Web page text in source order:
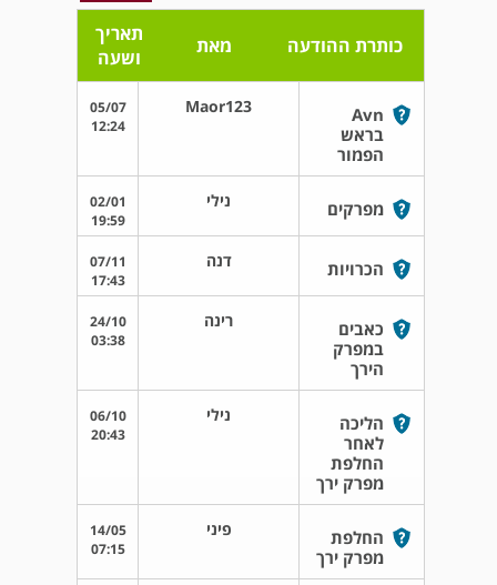
כותרת ההודעה מאת
תאריך
ושעה
Avn
בראש
הפמור
Maor123
05/07
12:24
מפרקים נילי
02/01
19:59
הכרויות דנה
07/11
17:43
כאבים
במפרק
הירך
רינה
24/10
03:38
הליכה
לאחר
החלפת
מפרק ירך
נילי
06/10
20:43
החלפת
מפרק ירך
פיני
14/05
07:15